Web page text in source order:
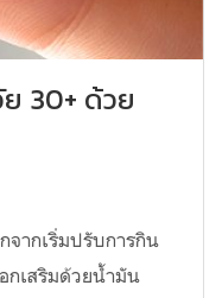
30+ ด้วย
จากเริ่มปรับการกิน
กเสริมด้วยน้ำมัน